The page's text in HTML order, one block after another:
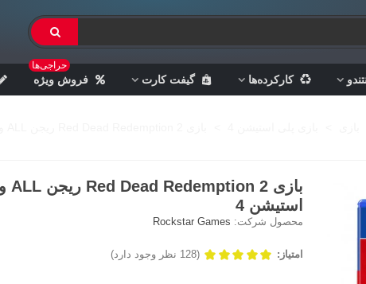
کارکرده‌ها گیفت کارت فروش ویژه
حراجی‌ها
استیشن 4
محصول شرکت: Rockstar Games
امتیاز: (128 نظر وجود دارد)